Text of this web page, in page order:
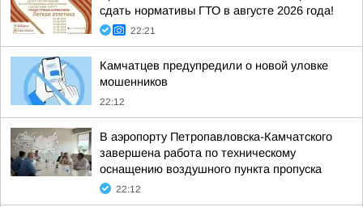
сдать нормативы ГТО в августе 2026 года!
22:21
Камчатцев предупредили о новой уловке
мошенников
22:12
В аэропорту Петропавловска-Камчатского
завершена работа по техническому
оснащению воздушного пункта пропуска
22:12